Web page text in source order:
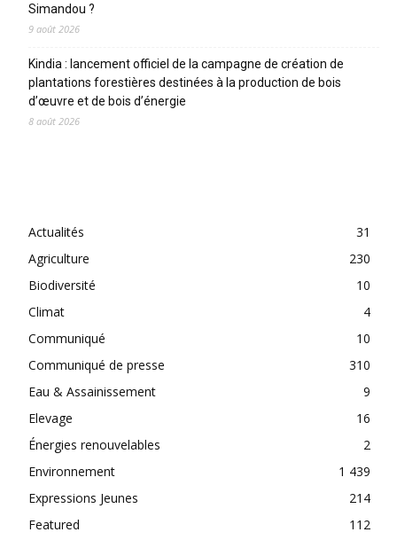
Simandou ?
9 août 2026
Kindia : lancement officiel de la campagne de création de
plantations forestières destinées à la production de bois
d’œuvre et de bois d’énergie
8 août 2026
Actualités
31
Agriculture
230
Biodiversité
10
Climat
4
Communiqué
10
Communiqué de presse
310
Eau & Assainissement
9
Elevage
16
Énergies renouvelables
2
Environnement
1 439
Expressions Jeunes
214
Featured
112